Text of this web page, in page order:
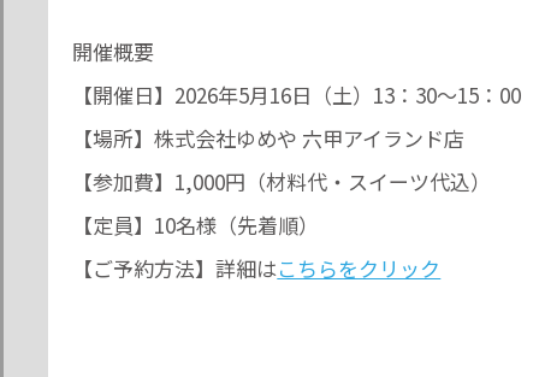
開催概要
【開催日】2026年5月16日（土）13：30～15：00
【場所】株式会社ゆめや 六甲アイランド店
【参加費】1,000円（材料代・スイーツ代込）
【定員】10名様（先着順）
【ご予約方法】詳細はこちらをクリック